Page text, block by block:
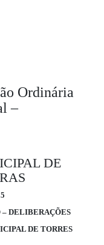
Ordinária
–
DE
– DELIBERAÇÕES
DE TORRES